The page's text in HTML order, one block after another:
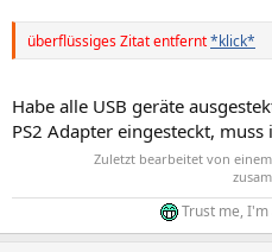
überflüssiges Zitat entfernt*klick*
Habe alle USB geräte
PS2 Adapter eingesteckt,
Zuletzt bearbeitet von
Trust me, I'm